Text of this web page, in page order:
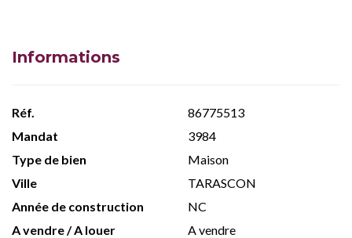
Informations
Réf.
86775513
Mandat
3984
Type de bien
Maison
Ville
TARASCON
Année de construction
NC
A vendre / A louer
A vendre